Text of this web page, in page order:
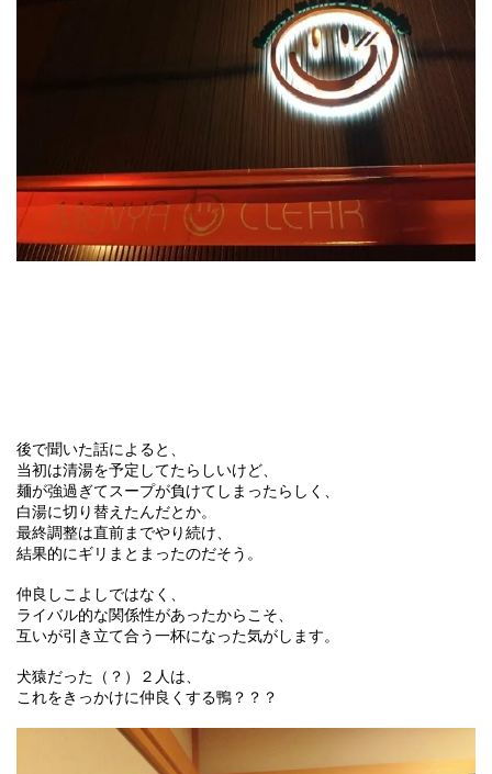
後で聞いた話によると、
当初は清湯を予定してたらしいけど、
麺が強過ぎてスープが負けてしまったらしく、
白湯に切り替えたんだとか。
最終調整は直前までやり続け、
結果的にギリまとまったのだそう。
仲良しこよしではなく、
ライバル的な関係性があったからこそ、
互いが引き立て合う一杯になった気がします。
犬猿だった（？）２人は、
これをきっかけに仲良くする鴨？？？